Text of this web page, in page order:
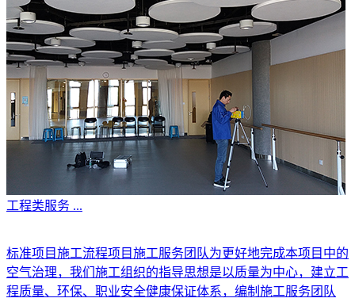
工程类服务 ...
标准项目施工流程项目施工服务团队为更好地完成本项目中的
空气治理，我们施工组织的指导思想是以质量为中心，建立工
程质量、环保、职业安全健康保证体系，编制施工服务团队